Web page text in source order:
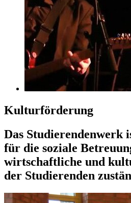
Kulturförderung
Das Studierendenwerk
für die soziale
wirtschaftliche und
der Studierenden